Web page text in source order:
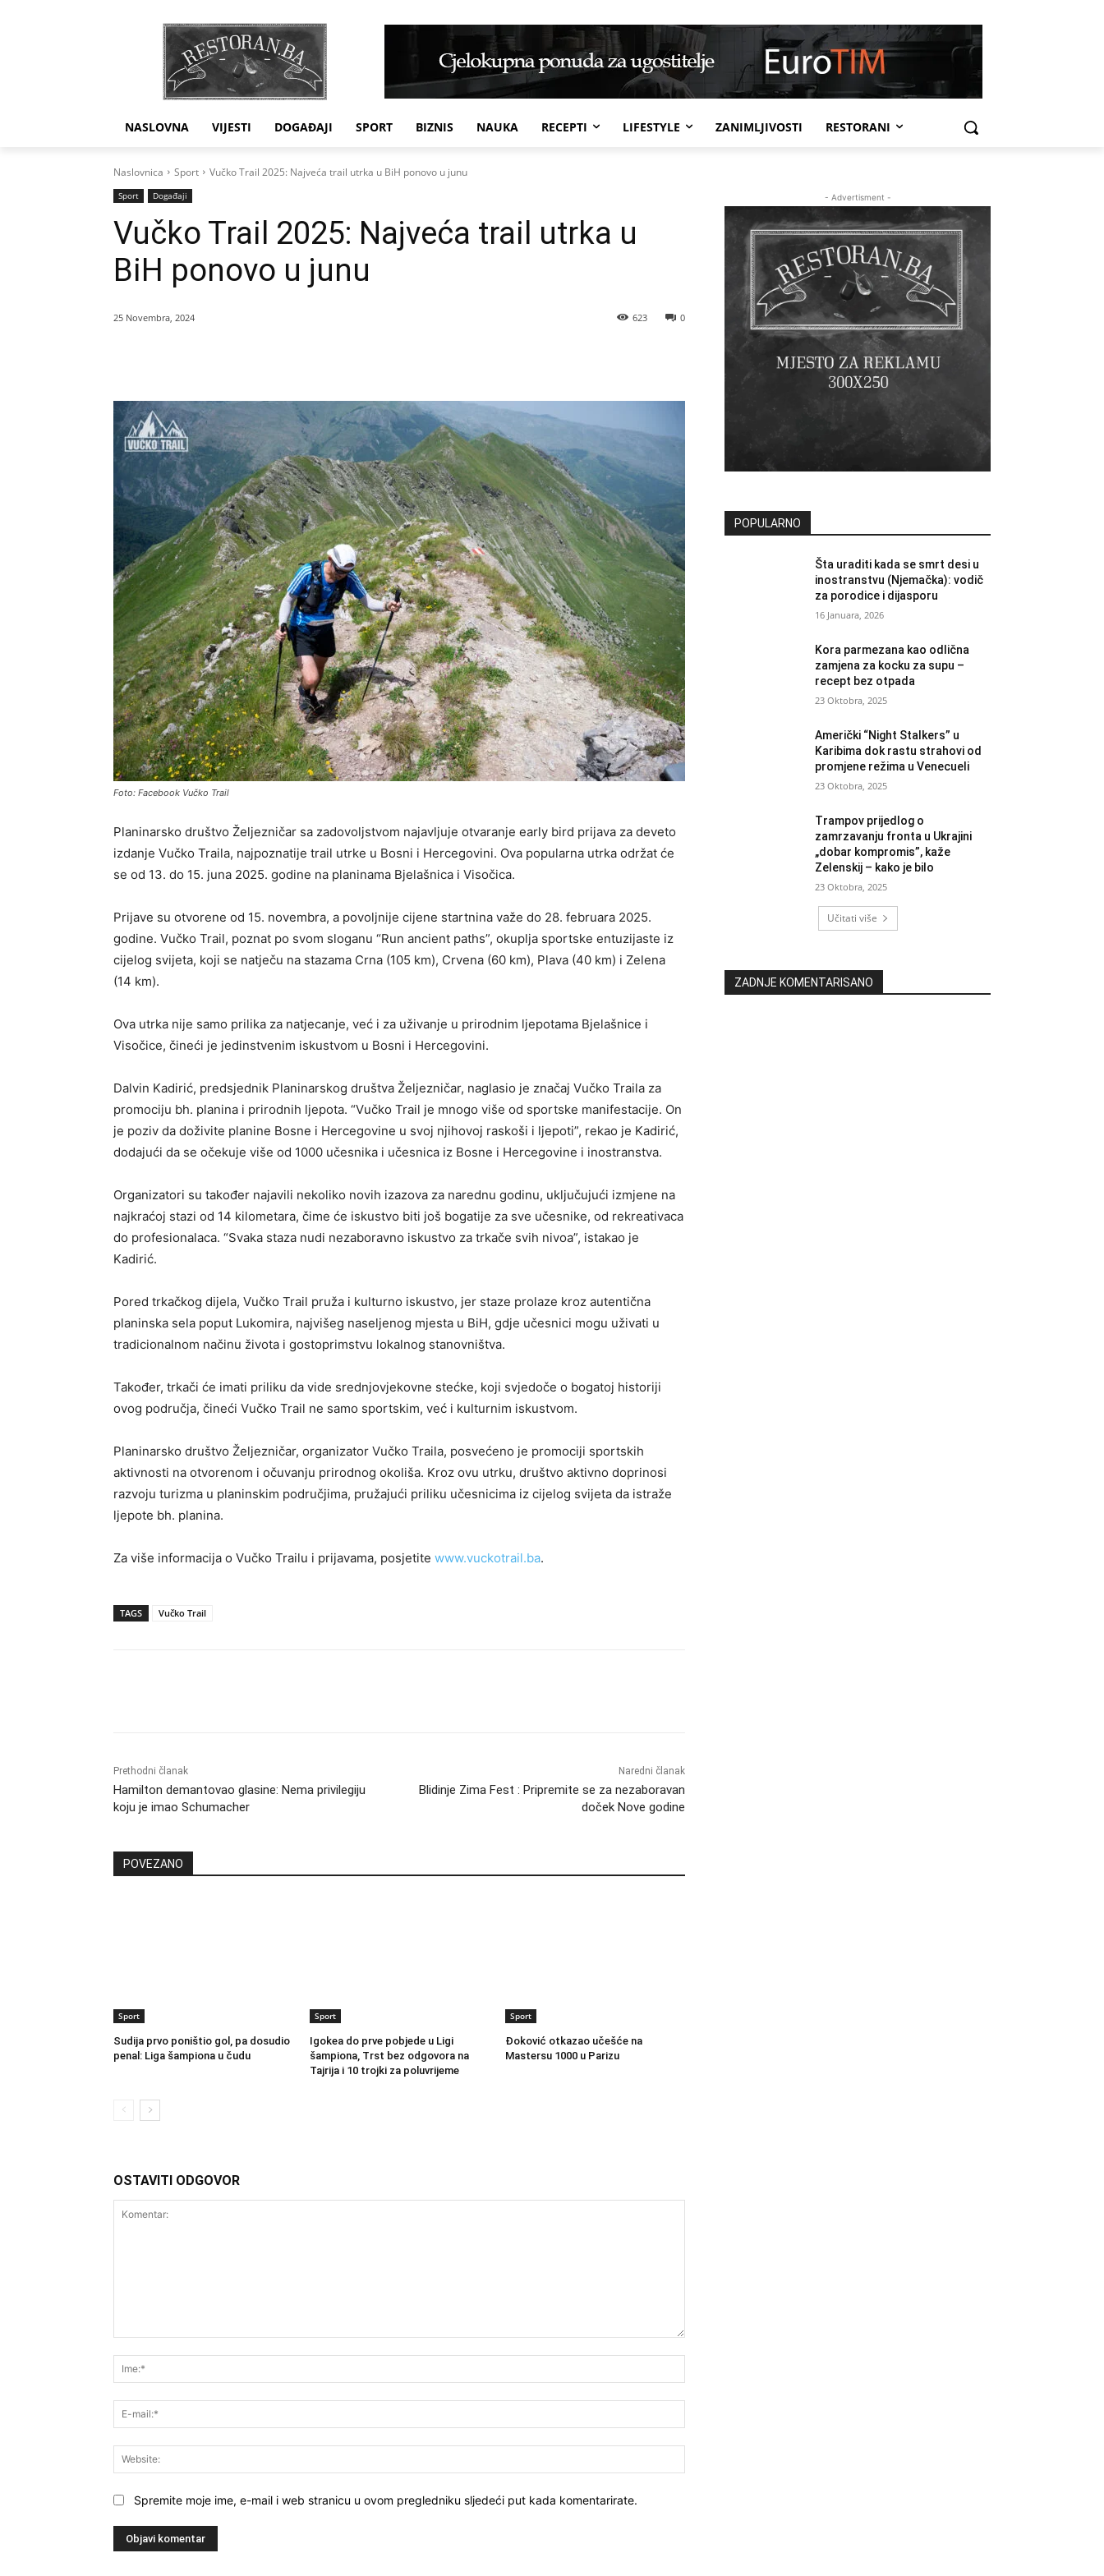
NASLOVNA VIJESTI DOGAĐAJI SPORT BIZNIS NAUKA RECEPTI LIFESTYLE ZANIMLJIVOSTI RESTORANI
Naslovnica Sport Vučko Trail 2025: Najveća trail utrka u BiH ponovo u junu
Sport Događaji
Vučko Trail 2025: Najveća trail utrka u
BiH ponovo u junu
25 Novembra, 2024 0
623
Foto: Facebook Vučko Trail
Planinarsko društvo Željezničar sa zadovoljstvom najavljuje otvaranje early bird prijava za deveto
izdanje Vučko Traila, najpoznatije trail utrke u Bosni i Hercegovini. Ova popularna utrka održat će
se od 13. do 15. juna 2025. godine na planinama Bjelašnica i Visočica.
Prijave su otvorene od 15. novembra, a povoljnije cijene startnina važe do 28. februara 2025.
godine. Vučko Trail, poznat po svom sloganu “Run ancient paths”, okuplja sportske entuzijaste iz
cijelog svijeta, koji se natječu na stazama Crna (105 km), Crvena (60 km), Plava (40 km) i Zelena
(14 km).
Ova utrka nije samo prilika za natjecanje, već i za uživanje u prirodnim ljepotama Bjelašnice i
Visočice, čineći je jedinstvenim iskustvom u Bosni i Hercegovini.
Dalvin Kadirić, predsjednik Planinarskog društva Željezničar, naglasio je značaj Vučko Traila za
promociju bh. planina i prirodnih ljepota. “Vučko Trail je mnogo više od sportske manifestacije. On
je poziv da doživite planine Bosne i Hercegovine u svoj njihovoj raskoši i ljepoti”, rekao je Kadirić,
dodajući da se očekuje više od 1000 učesnika i učesnica iz Bosne i Hercegovine i inostranstva.
Organizatori su također najavili nekoliko novih izazova za narednu godinu, uključujući izmjene na
najkraćoj stazi od 14 kilometara, čime će iskustvo biti još bogatije za sve učesnike, od rekreativaca
do profesionalaca. “Svaka staza nudi nezaboravno iskustvo za trkače svih nivoa”, istakao je
Kadirić.
Pored trkačkog dijela, Vučko Trail pruža i kulturno iskustvo, jer staze prolaze kroz autentična
planinska sela poput Lukomira, najvišeg naseljenog mjesta u BiH, gdje učesnici mogu uživati u
tradicionalnom načinu života i gostoprimstvu lokalnog stanovništva.
Također, trkači će imati priliku da vide srednjovjekovne stećke, koji svjedoče o bogatoj historiji
ovog područja, čineći Vučko Trail ne samo sportskim, već i kulturnim iskustvom.
Planinarsko društvo Željezničar, organizator Vučko Traila, posvećeno je promociji sportskih
aktivnosti na otvorenom i očuvanju prirodnog okoliša. Kroz ovu utrku, društvo aktivno doprinosi
razvoju turizma u planinskim područjima, pružajući priliku učesnicima iz cijelog svijeta da istraže
ljepote bh. planina.
Za više informacija o Vučko Trailu i prijavama, posjetite www.vuckotrail.ba.
TAGS Vučko Trail
Prethodni članak
Hamilton demantovao glasine: Nema privilegiju
koju je imao Schumacher
Naredni članak
Blidinje Zima Fest : Pripremite se za nezaboravan
doček Nove godine
POVEZANO
Sport
Sudija prvo poništio gol, pa dosudio
penal: Liga šampiona u čudu
Sport
Igokea do prve pobjede u Ligi
šampiona, Trst bez odgovora na
Tajrija i 10 trojki za poluvrijeme
Sport
Đoković otkazao učešće na
Mastersu 1000 u Parizu
OSTAVITI ODGOVOR
mail:*
Spremite moje ime, e-mail i web stranicu u ovom pregledniku sljedeći put kada komentarirate.
- Advertisment -
POPULARNO
Šta uraditi kada se smrt desi u
inostranstvu (Njemačka): vodič
za porodice i dijasporu
16 Januara, 2026
Kora parmezana kao odlična
zamjena za kocku za supu –
recept bez otpada
23 Oktobra, 2025
Američki “Night Stalkers” u
Karibima dok rastu strahovi od
promjene režima u Venecueli
23 Oktobra, 2025
Trampov prijedlog o
zamrzavanju fronta u Ukrajini
„dobar kompromis”, kaže
Zelenskij – kako je bilo
23 Oktobra, 2025
Učitati više
ZADNJE KOMENTARISANO